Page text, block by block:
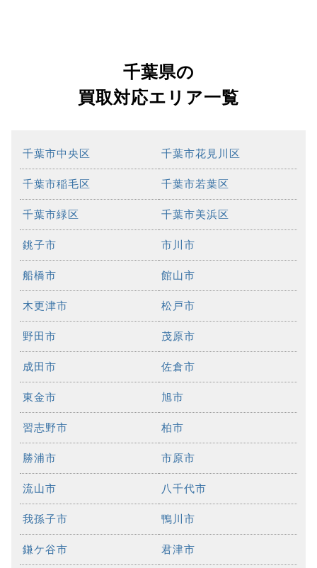
千葉県の
買取対応エリア一覧
千葉市中央区 千葉市花見川区
千葉市稲毛区 千葉市若葉区
千葉市緑区 千葉市美浜区
銚子市 市川市
船橋市 館山市
木更津市 松戸市
野田市 茂原市
成田市 佐倉市
東金市 旭市
習志野市 柏市
勝浦市 市原市
流山市 八千代市
我孫子市 鴨川市
鎌ケ谷市 君津市